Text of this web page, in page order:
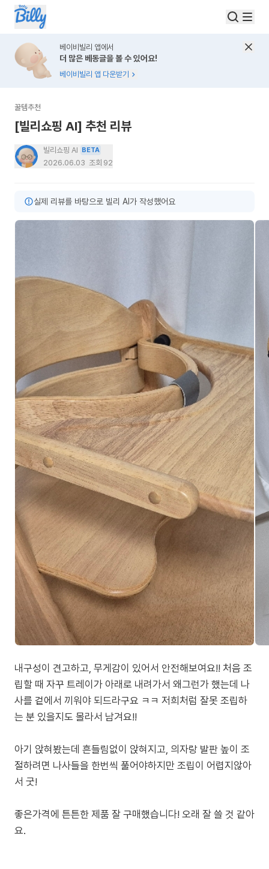
베이비빌리 앱에서
더 많은 베동글을 볼 수 있어요!
베이비빌리 앱 다운받기
꿀템추천
[빌리쇼핑 AI] 추천 리뷰
빌리쇼핑 AI BETA
2026.06.03 조회 92
실제 리뷰를 바탕으로 빌리 AI가 작성했어요
내구성이 견고하고, 무게감이 있어서 안전해보여요!! 처음 조
립할 때 자꾸 트레이가 아래로 내려가서 왜그런가 했는데 나
사를 겉에서 끼워야 되드라구요 ㅋㅋ 저희처럼 잘못 조립하
는 분 있을지도 몰라서 남겨요!!
아기 앉혀봤는데 흔들림없이 앉혀지고, 의자랑 발판 높이 조
절하려면 나사들을 한번씩 풀어야하지만 조립이 어렵지않아
서 굿!
좋은가격에 튼튼한 제품 잘 구매했습니다! 오래 잘 쓸 것 같아
요.